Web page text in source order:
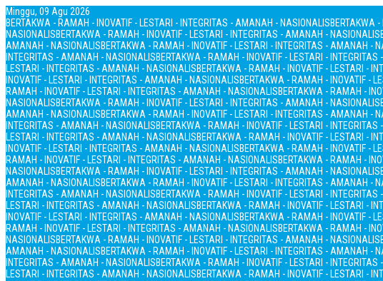
Minggu, 09 Agu 2026
BERTAKWA - RAMAH - INOVATIF - LESTARI - INTEGRITAS - AMANAH - NASIONALISBERTAKWA
NASIONALISBERTAKWA - RAMAH - INOVATIF - LESTARI - INTEGRITAS - AMANAH - NASIONALIS
AMANAH - NASIONALISBERTAKWA - RAMAH - INOVATIF - LESTARI - INTEGRITAS - AMANAH -
INTEGRITAS - AMANAH - NASIONALISBERTAKWA - RAMAH - INOVATIF - LESTARI -
LESTARI - INTEGRITAS - AMANAH - NASIONALISBERTAKWA - RAMAH - INOVATIF - LESTARI -
INOVATIF - LESTARI - INTEGRITAS - AMANAH - NASIONALISBERTAKWA - RAMAH - INOVATIF -
RAMAH - INOVATIF - LESTARI - INTEGRITAS - AMANAH - NASIONALISBERTAKWA - RAMAH -
NASIONALISBERTAKWA - RAMAH - INOVATIF - LESTARI - INTEGRITAS - AMANAH - NASIONALIS
AMANAH - NASIONALISBERTAKWA - RAMAH - INOVATIF - LESTARI - INTEGRITAS - AMANAH -
INTEGRITAS - AMANAH - NASIONALISBERTAKWA - RAMAH - INOVATIF - LESTARI -
LESTARI - INTEGRITAS - AMANAH - NASIONALISBERTAKWA - RAMAH - INOVATIF - LESTARI -
INOVATIF - LESTARI - INTEGRITAS - AMANAH - NASIONALISBERTAKWA - RAMAH - INOVATIF -
RAMAH - INOVATIF - LESTARI - INTEGRITAS - AMANAH - NASIONALISBERTAKWA - RAMAH -
NASIONALISBERTAKWA - RAMAH - INOVATIF - LESTARI - INTEGRITAS - AMANAH - NASIONALIS
AMANAH - NASIONALISBERTAKWA - RAMAH - INOVATIF - LESTARI - INTEGRITAS - AMANAH -
INTEGRITAS - AMANAH - NASIONALISBERTAKWA - RAMAH - INOVATIF - LESTARI -
LESTARI - INTEGRITAS - AMANAH - NASIONALISBERTAKWA - RAMAH - INOVATIF - LESTARI -
INOVATIF - LESTARI - INTEGRITAS - AMANAH - NASIONALISBERTAKWA - RAMAH - INOVATIF -
RAMAH - INOVATIF - LESTARI - INTEGRITAS - AMANAH - NASIONALISBERTAKWA - RAMAH -
NASIONALISBERTAKWA - RAMAH - INOVATIF - LESTARI - INTEGRITAS - AMANAH - NASIONALIS
AMANAH - NASIONALISBERTAKWA - RAMAH - INOVATIF - LESTARI - INTEGRITAS - AMANAH -
INTEGRITAS - AMANAH - NASIONALISBERTAKWA - RAMAH - INOVATIF - LESTARI -
LESTARI - INTEGRITAS - AMANAH - NASIONALISBERTAKWA - RAMAH - INOVATIF - LESTARI -